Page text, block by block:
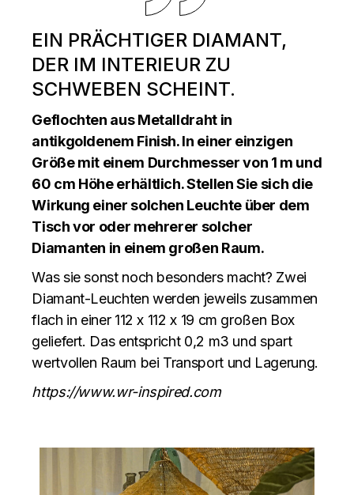
EIN PRÄCHTIGER DIAMANT,
DER IM INTERIEUR ZU
SCHWEBEN SCHEINT.
Geflochten aus Metalldraht in
antikgoldenem Finish. In einer einzigen
Größe mit einem Durchmesser von 1 m und
60 cm Höhe erhältlich. Stellen Sie sich die
Wirkung einer solchen Leuchte über dem
Tisch vor oder mehrerer solcher
Diamanten in einem großen Raum.
Was sie sonst noch besonders macht? Zwei
Diamant-Leuchten werden jeweils zusammen
flach in einer 112 x 112 x 19 cm großen Box
geliefert. Das entspricht 0,2 m3 und spart
wertvollen Raum bei Transport und Lagerung.
https://www.wr-inspired.com